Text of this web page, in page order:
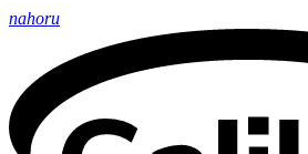
nahoru